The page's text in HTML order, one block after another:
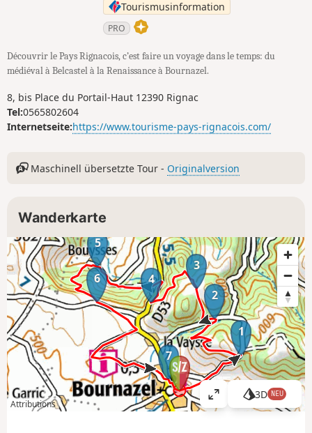
Tourismusinformation
PRO
Découvrir le Pays Rignacois, c’est faire un voyage dans le temps: du
médiéval à Belcastel à la Renaissance à Bournazel.
8, bis Place du Portail-Haut 12390 Rignac
Tel:0565802604
Internetseite:https://www.tourisme-pays-rignacois.com/
Maschinell übersetzte Tour - Originalversion
Wanderkarte
1
2
3
4
5
6
7
Attributions
K
a
3D NEU